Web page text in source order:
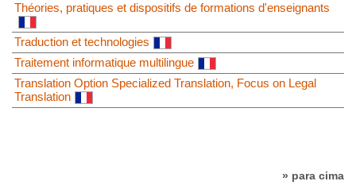
Théories, pratiques et dispositifs de formations d'enseignants
Traduction et technologies
Traitement informatique multilingue
Translation Option Specialized Translation, Focus on Legal
Translation
» para cima